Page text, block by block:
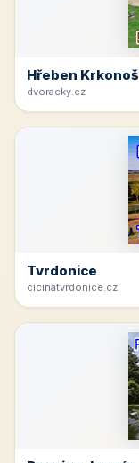
Hřeben Krkonoš
dvoracky.cz
Tvrdonice
cicinatvrdonice.cz